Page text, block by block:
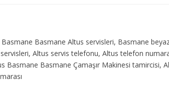
Basmane Altus servisleri, Basmane
Altus servis telefonu, Altus telefon
Basmane Basmane Çamaşır Makinesi tamircisi,